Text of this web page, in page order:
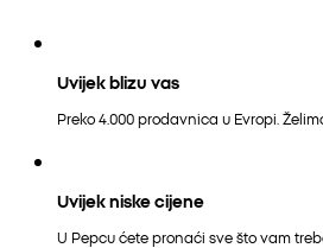
Uvijek blizu vas
Preko 4.000 prodavnica u Evropi.
Uvijek niske cijene
U Pepcu ćete pronaći sve što vam